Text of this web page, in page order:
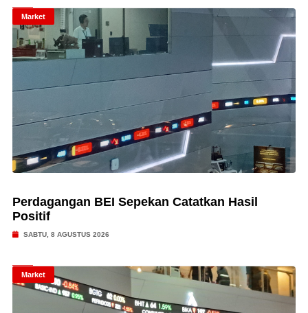
Market
Perdagangan BEI Sepekan Catatkan Hasil
Positif
SABTU, 8 AGUSTUS 2026
Market